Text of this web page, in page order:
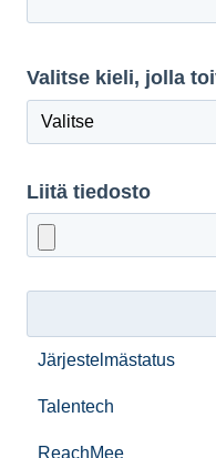
Valitse kieli, jolla
Liitä tiedosto
Järjestelmästatus
Talentech
IT-audit
ReachMee